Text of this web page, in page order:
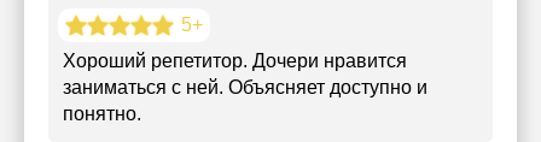
5+
Хороший репетитор. Дочери нравится
заниматься с ней. Объясняет доступно и
понятно.